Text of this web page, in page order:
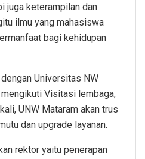
juga keterampilan dan
ilmu yang mahasiswa
bagi kehidupan
Universitas NW
Visitasi lembaga,
UNW Mataram akan trus
dan upgrade layanan.
rektor yaitu penerapan